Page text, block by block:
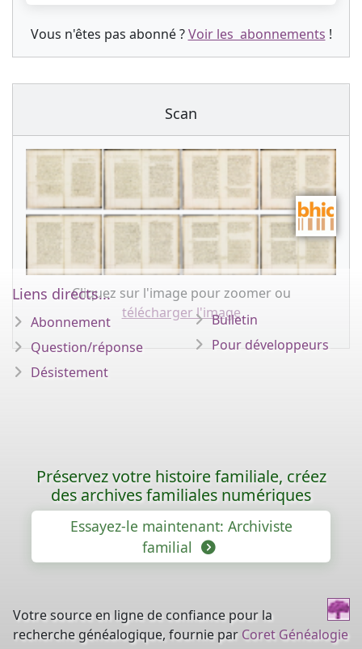
Vous n'êtes pas abonné ?Voir les abonnements !
Scan
Cliquez sur l'image pour zoomer ou
télécharger l'image
Liens directs...
Abonnement
Question/réponse
Désistement
Bulletin
Pour développeurs
Préservez votre histoire familiale, créez
des archives familiales numériques
Essayez-le maintenant: Archiviste
familial
Votre source en ligne de confiance pour la
recherche généalogique, fournie par Coret Généalogie